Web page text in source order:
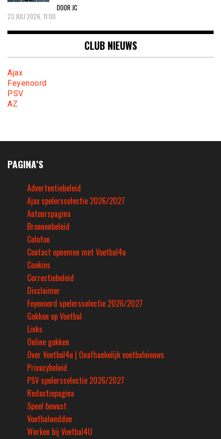
DOOR JC
23 JULI 2026, 11:00
CLUB NIEUWS
Ajax
Feyenoord
PSV
AZ
PAGINA’S
Advertentiebeleid
Ajax spelersselectie 2026/2027
Auteurspagina
Bronnenbeleid
Colofon
Contact opnemen met Voetbal4u
Cookies
Correctiebeleid
Disclaimer
Feyenoord spelersselectie 2026/2027
Gokken op Voetbal
Links
Online gokken
Over Voetbal4u | Onafhankelijk voetbalnieuws
Privacybeleid
PSV spelersselectie 2026/2027
Redactiepagina
Speel bewust
Voetbalwedden
Werken bij Voetbal4U